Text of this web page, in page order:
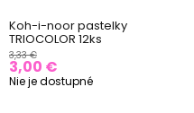
Koh-i-noor pastelky
TRIOCOLOR 12ks
3,33 €
3,00 €
Nie je dostupné